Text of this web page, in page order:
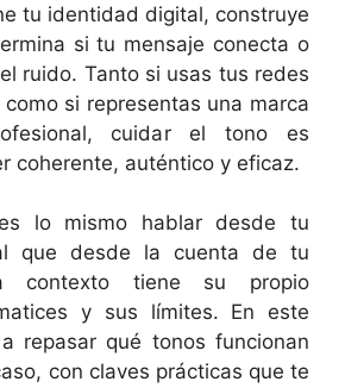
tu identidad digital, construye
si tu mensaje conecta o
ruido. Tanto si usas tus redes
si representas una marca
cuidar el tono es
coherente, auténtico y eficaz.
lo mismo hablar desde tu
que desde la cuenta de tu
contexto tiene su propio
y sus límites. En este
repasar qué tonos funcionan
con claves prácticas que te